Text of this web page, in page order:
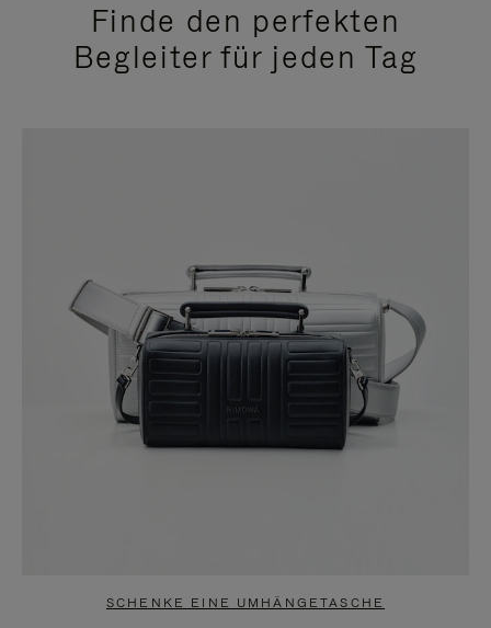
Finde den perfekten
Begleiter für jeden Tag
SCHENKE EINE UMHÄNGETASCHE